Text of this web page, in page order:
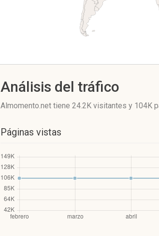
Análisis del tráfico
Almomento.net tiene 24.2K visitantes y 104K
Páginas vistas